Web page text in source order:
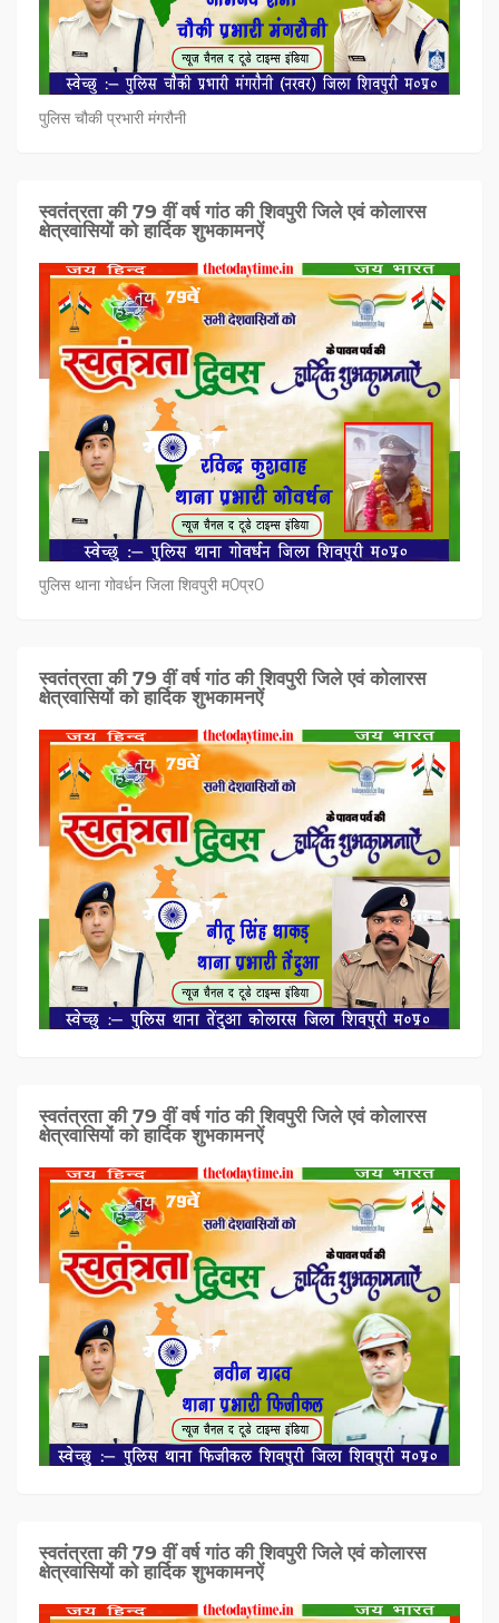
पुलिस चौकी प्रभारी मंगरौनी
स्वतंत्रता की 79 वीं वर्ष गांठ की शिवपुरी जिले एवं कोलारस
क्षेत्रवासियों को हार्दिक शुभकामनऐं
पुलिस थाना गोवर्धन जिला शिवपुरी म0प्र0
स्वतंत्रता की 79 वीं वर्ष गांठ की शिवपुरी जिले एवं कोलारस
क्षेत्रवासियों को हार्दिक शुभकामनऐं
स्वतंत्रता की 79 वीं वर्ष गांठ की शिवपुरी जिले एवं कोलारस
क्षेत्रवासियों को हार्दिक शुभकामनऐं
स्वतंत्रता की 79 वीं वर्ष गांठ की शिवपुरी जिले एवं कोलारस
क्षेत्रवासियों को हार्दिक शुभकामनऐं